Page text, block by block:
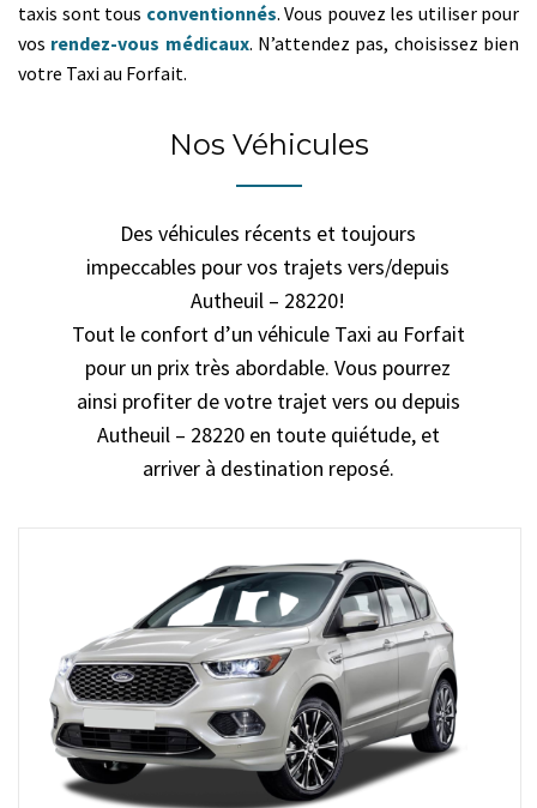
taxis sont tous conventionnés. Vous pouvez les utiliser pour
vos rendez-vous médicaux. N’attendez pas, choisissez bien
votre Taxi au Forfait.
Nos Véhicules
Des véhicules récents et toujours
impeccables pour vos trajets vers/depuis
Autheuil – 28220!
Tout le confort d’un véhicule Taxi au Forfait
pour un prix très abordable. Vous pourrez
ainsi profiter de votre trajet vers ou depuis
Autheuil – 28220 en toute quiétude, et
arriver à destination reposé.